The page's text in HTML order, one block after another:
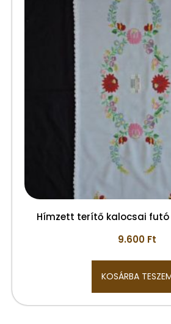
Hímzett terítő kalocsai futó
9.600 Ft
KOSÁRBA